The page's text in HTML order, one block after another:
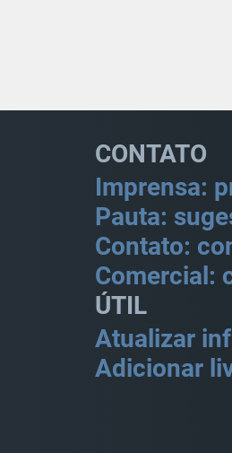
CONTATO
Imprensa:
Pauta:
Contato:
Comercial:
ÚTIL
Atualizar
Adicionar